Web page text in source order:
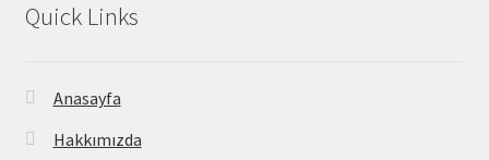
Quick Links
Anasayfa
Hakkımızda